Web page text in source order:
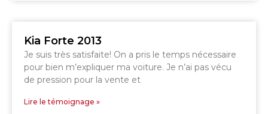
Kia Forte 2013
Je suis très satisfaite! On a pris le temps nécessaire
pour bien m’expliquer ma voiture. Je n’ai pas vécu
de pression pour la vente et
Lire le témoignage »
GRANBY
SHERBROOKE